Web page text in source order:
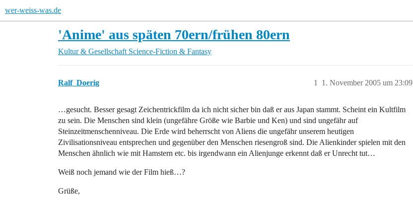
wer-weiss-was.de
'Anime' aus späten 70ern/frühen 80ern
Kultur & Gesellschaft Science-Fiction & Fantasy
Ralf_Doerig 1. November 2005 um 23:09
1
…gesucht. Besser gesagt Zeichentrickfilm da ich nicht sicher bin daß er aus Japan stammt. Scheint ein Kultfilm
zu sein. Die Menschen sind klein (ungefähre Größe wie Barbie und Ken) und sind ungefähr auf
Steinzeitmenschenniveau. Die Erde wird beherrscht von Aliens die ungefähr unserem heutigen
Zivilisationsniveau entsprechen und gegenüber den Menschen riesengroß sind. Die Alienkinder spielen mit den
Menschen ähnlich wie mit Hamstern etc. bis irgendwann ein Alienjunge erkennt daß er Unrecht tut…
Weiß noch jemand wie der Film hieß…?
Grüße,